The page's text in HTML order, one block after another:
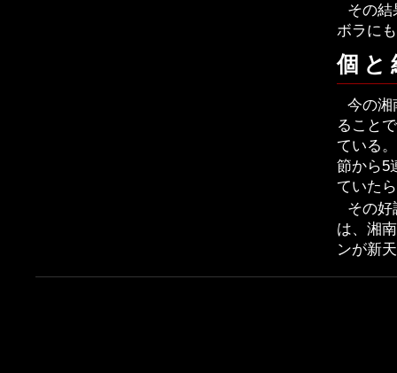
その結
ボラに
個と
今の湘
ること
ている
節から5
ていた
その好
は、湘
ンが新